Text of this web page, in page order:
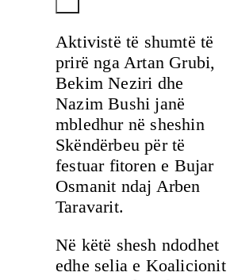
Aktivistë të shumtë të
prirë nga Artan Grubi,
Bekim Neziri dhe
Nazim Bushi janë
mbledhur në sheshin
Skëndërbeu për të
festuar fitoren e Bujar
Osmanit ndaj Arben
Taravarit.
Në këtë shesh ndodhet
edhe selia e Koalicionit